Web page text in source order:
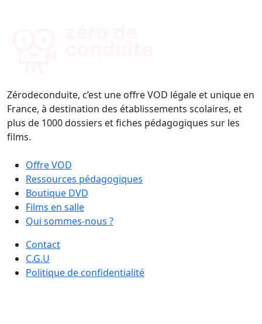
Zérodeconduite, c’est une offre VOD légale et unique en
France, à destination des établissements scolaires, et
plus de 1000 dossiers et fiches pédagogiques sur les
films.
Offre VOD
Ressources pédagogiques
Boutique DVD
Films en salle
Qui sommes-nous ?
Contact
C.G.U
Politique de confidentialité